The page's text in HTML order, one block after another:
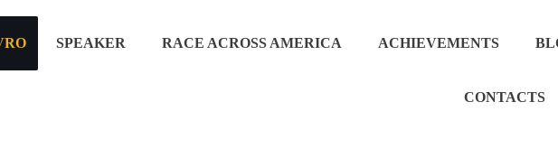
SPEAKER RACE ACROSS AMERICA ACHIEVEMENTS
CONTACTS